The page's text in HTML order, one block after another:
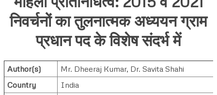
निवर्चनों का तुलनात्मक अध्ययन ग्राम
प्रधान पद के विशेष संदर्भ में
Author(s) Mr. Dheeraj Kumar, Dr. Savita Shahi
Country
India